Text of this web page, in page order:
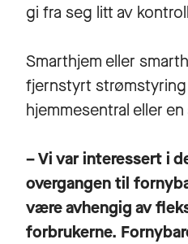
gi fra seg litt av
Smarthjem eller
fjernstyrt
hjemmesentral eller en
– Vi var interessert i
overgangen til
være avhengig av
forbrukerne.